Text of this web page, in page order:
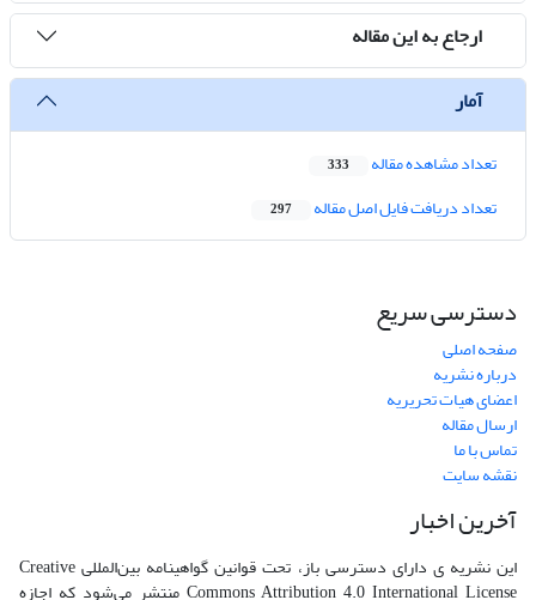
ارجاع به این مقاله
آمار
تعداد مشاهده مقاله 333
تعداد دریافت فایل اصل مقاله 297
دسترسی سریع
صفحه اصلی
درباره نشریه
اعضای هیات تحریریه
ارسال مقاله
تماس با ما
نقشه سایت
آخرین اخبار
این نشریه ی دارای دسترسی باز، تحت قوانین گواهینامه بین‌المللی Creative
Commons Attribution 4.0 International License منتشر می‌شود که اجازه